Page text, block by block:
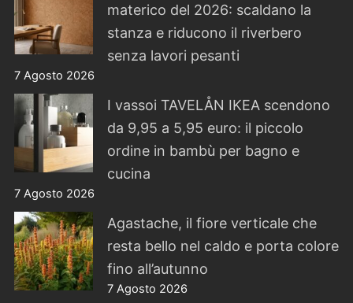
materico del 2026: scaldano la
stanza e riducono il riverbero
senza lavori pesanti
7 Agosto 2026
I vassoi TAVELÅN IKEA scendono
da 9,95 a 5,95 euro: il piccolo
ordine in bambù per bagno e
cucina
7 Agosto 2026
Agastache, il fiore verticale che
resta bello nel caldo e porta colore
fino all’autunno
7 Agosto 2026